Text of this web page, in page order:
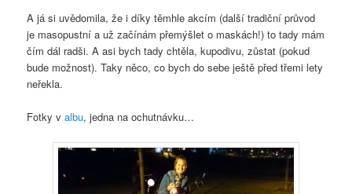
A já si uvědomila, že i díky těmhle akcím (další tradiční průvod
je masopustní a už začínám přemýšlet o maskách!) to tady mám
čím dál radši. A asi bych tady chtěla, kupodivu, zůstat (pokud
bude možnost). Taky něco, co bych do sebe ještě před třemi lety
neřekla.
Fotky valbu, jedna na ochutnávku…